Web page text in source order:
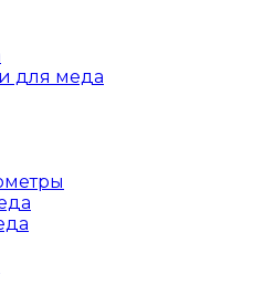
для меда